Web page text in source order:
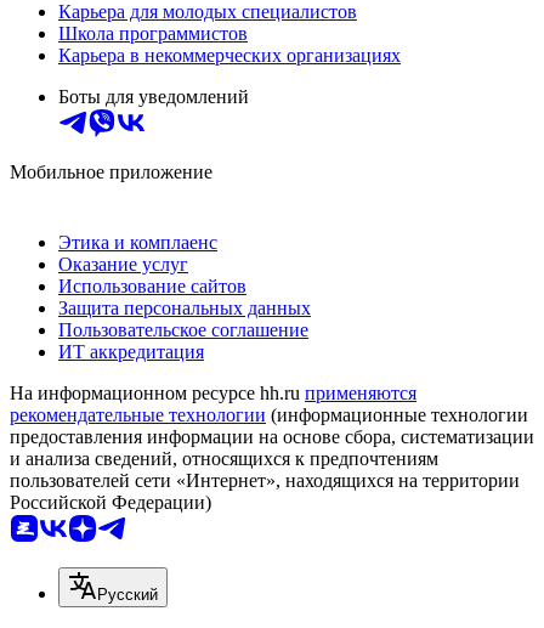
Карьера для молодых специалистов
Школа программистов
Карьера в некоммерческих организациях
Боты для уведомлений
Мобильное приложение
Этика и комплаенс
Оказание услуг
Использование сайтов
Защита персональных данных
Пользовательское соглашение
ИТ аккредитация
На информационном ресурсе hh.ru применяются
рекомендательные технологии (информационные технологии
предоставления информации на основе сбора, систематизации
и анализа сведений, относящихся к предпочтениям
пользователей сети «Интернет», находящихся на территории
Российской Федерации)
Русский